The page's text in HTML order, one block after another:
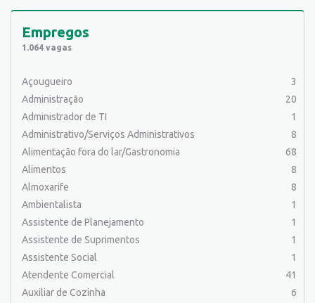
Empregos
1.064 vagas
Açougueiro
3
Administração
20
Administrador de TI
1
Administrativo/Serviços Administrativos
8
Alimentação fora do lar/Gastronomia
68
Alimentos
8
Almoxarife
8
Ambientalista
1
Assistente de Planejamento
1
Assistente de Suprimentos
1
Assistente Social
1
Atendente Comercial
41
Auxiliar de Cozinha
6